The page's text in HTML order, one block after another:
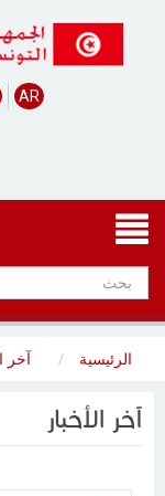
AR
الرئيسية آخر
آخر الأخبار